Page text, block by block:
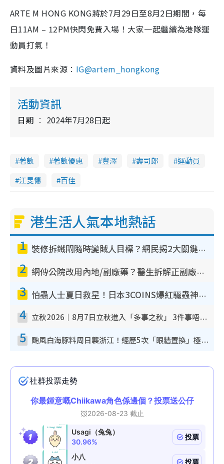
ARTE M HONG KONG將於7月29日至8月2日期間，每
日11AM – 12PM快閃免費入場！大家一起繼續為港隊運
動員打氣！
資料及圖片來源︰ IG@artem_hongkong
活動資訊
日期 2024年7月28日起
著數 著數優惠 豐澤 壽司郎
運動員
江旻憓
百佳
港生活人氣本地熱話
1 裝修拆鐵閘隨時變賊人目標？網民揭2大關鍵用途：裝新式等於白裝？附新舊鐵閘分別
2 網傳公院改用內地/副廠藥？醫生拆解正副廠分別 揭4類人換藥隨時出事
3 怕蟲人士夏日救星！日本3COINS爆紅驅蟲神器$45起 1招「全程免觸碰」輕鬆搞定小強
4 立秋2026｜8月7日立秋進入「多事之秋」 3件事唔做得！專家教6招開運 清枱頭／銀包納氣接好運
5 颱風白海豚料周日襲浙江！經歷5次「眼牆置換」極罕見 成登陸內地最長途颱風